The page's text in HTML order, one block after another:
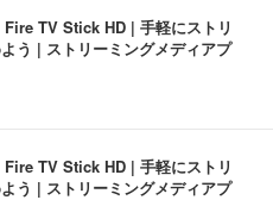
Fire TV Stick HD | 手軽にストリ
う | ストリーミングメディアプ
Fire TV Stick HD | 手軽にストリ
う | ストリーミングメディアプ